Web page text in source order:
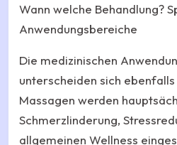
Wann welche Behandlung?
Anwendungsbereiche
Die medizinischen
unterscheiden sich
Massagen werden
Schmerzlinderung,
allgemeinen Wellness